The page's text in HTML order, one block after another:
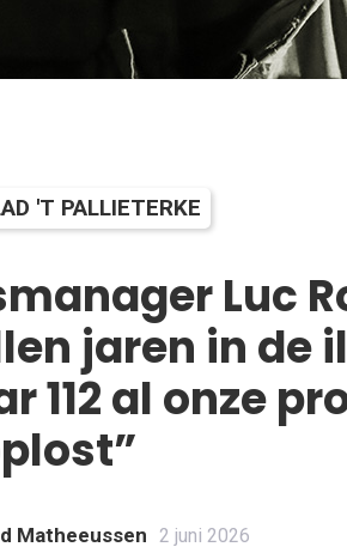
'T PALLIETERKE
Luc
jaren in de
112 al onze
Matheeussen 2 juni 2026